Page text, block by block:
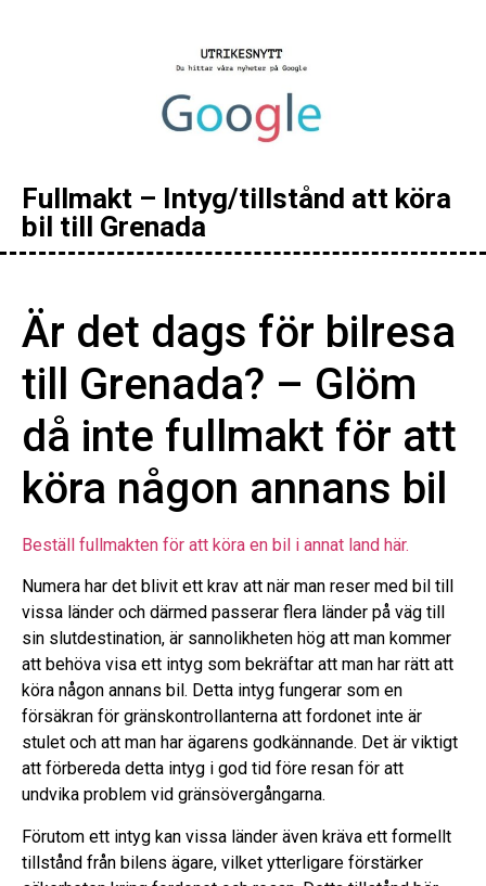
Fullmakt – Intyg/tillstånd att köra
bil till Grenada
Är det dags för bilresa
till Grenada? – Glöm
då inte fullmakt för att
köra någon annans bil
Beställ fullmakten för att köra en bil i annat land här.
Numera har det blivit ett krav att när man reser med bil till
vissa länder och därmed passerar flera länder på väg till
sin slutdestination, är sannolikheten hög att man kommer
att behöva visa ett intyg som bekräftar att man har rätt att
köra någon annans bil. Detta intyg fungerar som en
försäkran för gränskontrollanterna att fordonet inte är
stulet och att man har ägarens godkännande. Det är viktigt
att förbereda detta intyg i god tid före resan för att
undvika problem vid gränsövergångarna.
Förutom ett intyg kan vissa länder även kräva ett formellt
tillstånd från bilens ägare, vilket ytterligare förstärker